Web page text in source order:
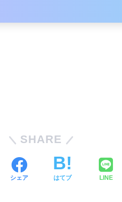
SHARE
シェア はてブ LINE